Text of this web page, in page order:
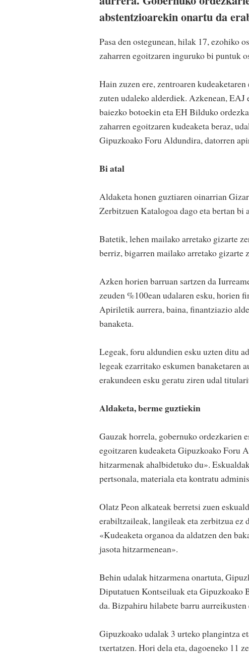
abstentzioarekin onartu da
Pasa den ostegunean, hilak 17, ezohiko
zaharren egoitzaren inguruko bi puntuk
Hain zuzen ere, zentroaren
zuten udaleko alderdiek. Azkenean,
baiezko botoekin eta EH Bilduko
zaharren egoitzaren kudeaketa beraz,
Gipuzkoako Foru Aldundira, datorren
Bi atal
Aldaketa honen guztiaren oinarrian
Zerbitzuen Katalogoa dago eta bertan bi
Batetik, lehen mailako arretako gizarte
berriz, bigarren mailako arretako gizarte
Azken horien barruan sartzen da
zeuden %100ean udalaren esku, horien
Apiriletik aurrera, baina, finantziazio
banaketa.
Legeak, foru aldundien esku uzten ditu
legeak ezarritako eskumen banaketaren
erakundeen esku geratu ziren udal
Aldaketa, berme guztiekin
Gauzak horrela, gobernuko ordezkarien
egoitzaren kudeaketa Gipuzkoako Foru
hitzarmenak ahalbidetuko du».
pertsonala, materiala eta kontratu
Olatz Peon alkateak berretsi zuen
erabiltzaileak, langileak eta zerbitzua ez
«Kudeaketa organoa da aldatzen den
jasota hitzarmenean».
Behin udalak hitzarmena onartuta,
Diputatuen Kontseiluak eta Gipuzkoako
da. Bizpahiru hilabete barru
Gipuzkoako udalak 3 urteko plangintza
txertatzen. Hori dela eta, dagoeneko 11